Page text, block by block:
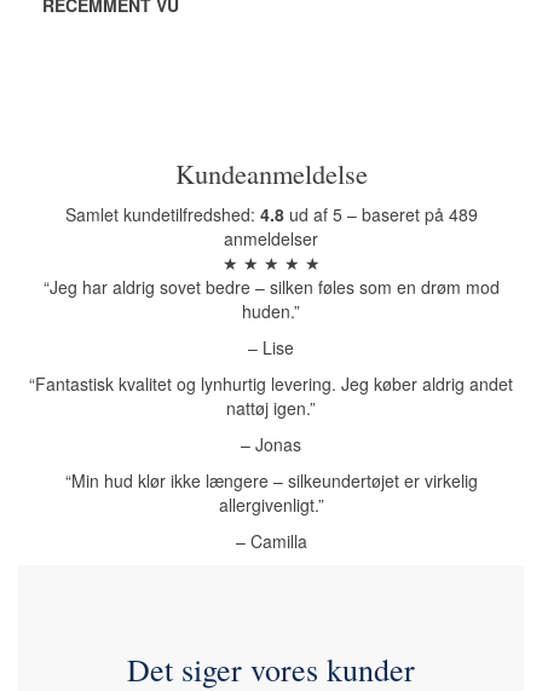
Kundeanmeldelse
Samlet kundetilfredshed: 4.8ud af 5 – baseret på 489
anmeldelser
★ ★ ★ ★ ★
“Jeg har aldrig sovet bedre – silken føles som en drøm mod
huden.”
– Lise
“Fantastisk kvalitet og lynhurtig levering. Jeg køber aldrig andet
nattøj igen.”
– Jonas
“Min hud klør ikke længere – silkeundertøjet er virkelig
allergivenligt.”
– Camilla
Det siger vores kunder